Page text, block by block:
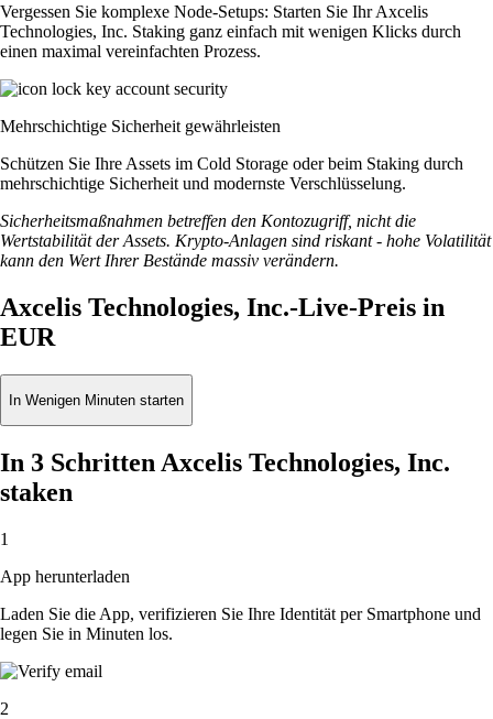
Vergessen Sie komplexe Node-Setups: Starten Sie Ihr Axcelis
Technologies, Inc. Staking ganz einfach mit wenigen Klicks durch
einen maximal vereinfachten Prozess.
Mehrschichtige Sicherheit gewährleisten
Schützen Sie Ihre Assets im Cold Storage oder beim Staking durch
mehrschichtige Sicherheit und modernste Verschlüsselung.
Sicherheitsmaßnahmen betreffen den Kontozugriff, nicht die
Wertstabilität der Assets. Krypto-Anlagen sind riskant - hohe Volatilität
kann den Wert Ihrer Bestände massiv verändern.
Axcelis Technologies, Inc.-Live-Preis in
EUR
In Wenigen Minuten starten
In 3 Schritten Axcelis Technologies, Inc.
staken
1
App herunterladen
Laden Sie die App, verifizieren Sie Ihre Identität per Smartphone und
legen Sie in Minuten los.
2